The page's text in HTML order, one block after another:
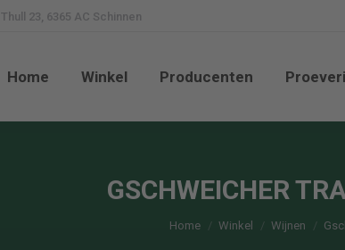
Thull 23, 6365 AC Schinnen
Home Winkel Producenten
GSCHWEICHER
Je bent hier:
Home Winkel Wijnen